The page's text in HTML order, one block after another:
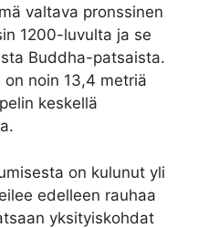
valtava pronssinen
1200-luvulta ja se
Buddha-patsaista.
noin 13,4 metriä
keskellä
on kulunut yli
edelleen rauhaa
yksityiskohdat